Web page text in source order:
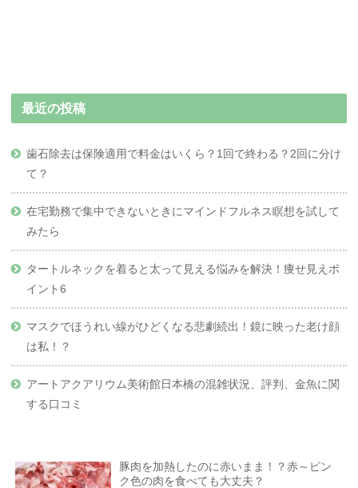
最近の投稿
歯石除去は保険適用で料金はいくら？1回で終わる？2回に分け
て？
在宅勤務で集中できないときにマインドフルネス瞑想を試して
みたら
タートルネックを着ると太って見える悩みを解決！痩せ見えポ
イント6
マスクでほうれい線がひどくなる悲劇続出！鏡に映った老け顔
は私！？
アートアクアリウム美術館日本橋の混雑状況、評判、金魚に関
する口コミ
豚肉を加熱したのに赤いまま！？赤～ピン
ク色の肉を食べても大丈夫？